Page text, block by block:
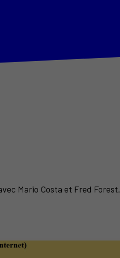
Mario Costa et Fred Forest.